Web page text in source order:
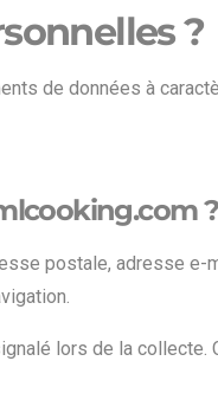
?
de données à
?
postale, adresse
lors de la